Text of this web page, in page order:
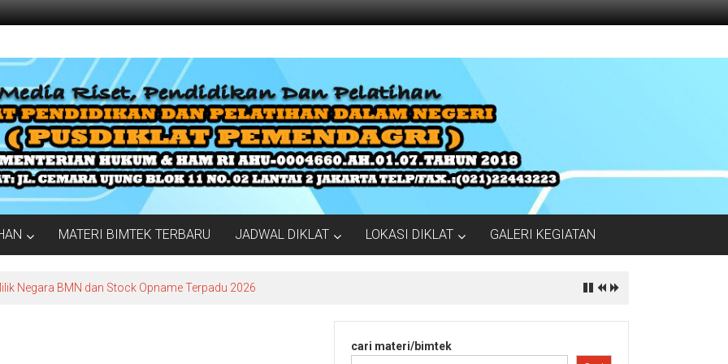
MATERI BIMTEK TERBARU JADWAL DIKLAT LOKASI DIKLAT GALERI KEGIATAN
Negara BMN dan Stock Opname Terpadu 2026
cari materi/bimtek